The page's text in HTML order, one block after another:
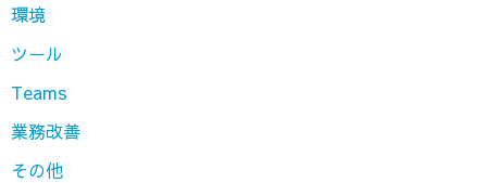
環境
ツール
Teams
業務改善
その他